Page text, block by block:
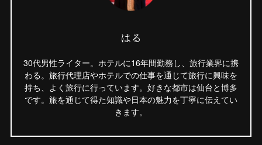
はる
30代男性ライター。ホテルに16年間勤務し、旅行業界に携
わる。旅行代理店やホテルでの仕事を通じて旅行に興味を
持ち、よく旅行に行っています。好きな都市は仙台と博多
です。旅を通じて得た知識や日本の魅力を丁寧に伝えてい
きます。